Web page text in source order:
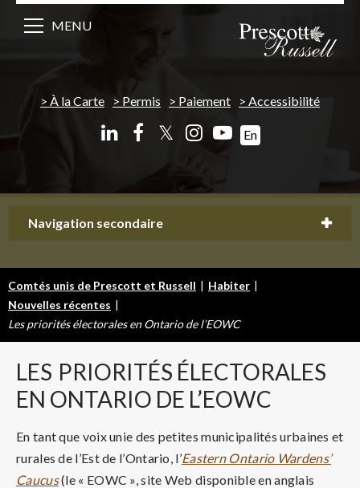
À la Carte Permis Paiement Accessibilité
𝕏 En
MENU
Navigation secondaire
Comtés unis de Prescott et Russell | Habiter |
Nouvelles récentes |
Les priorités électorales en Ontario de l’EOWC
LES PRIORITÉS ÉLECTORALES
EN ONTARIO DE L’EOWC
En tant que voix unie des petites municipalités urbaines et
rurales de l’Est de l’Ontario, l’Eastern Ontario Wardens’
Caucus(le « EOWC », site Web disponible en anglais